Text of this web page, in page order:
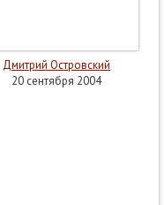
Дмитрий Островский
20 сентября 2004